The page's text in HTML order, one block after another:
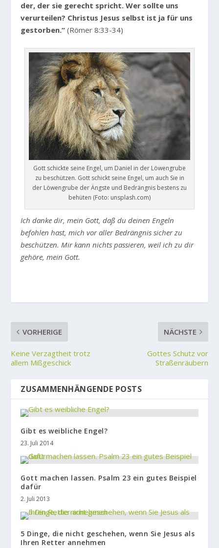
der, der sie gerecht spricht. Wer sollte uns
verurteilen? Christus Jesus selbst ist ja für uns
gestorben.“ (Römer 8:33-34)
Gott schickte seine Engel, um Daniel in der Löwengrube
zu beschützen. Gott schickt seine Engel, um auch Sie in
der Löwengrube der Ängste und Bedrängnis bestens zu
behüten (Foto: unsplash.com)
Ich danke dir, mein Gott, daß du deinen Engeln
befohlen hast, mich vor aller Bedrängnis sicher zu
beschützen. Mir kann nichts passieren, weil ich zu dir
gehöre, mein Gott.
VORHERIGE
Keine Verzagtheit trotz
allem Mißgeschick
NÄCHSTE
Gottes Schutz vor
Straßenräubern
ZUSAMMENHÄNGENDE POSTS
Gibt es weibliche Engel?
23. Juli 2014
Gott machen lassen. Psalm 23 ein gutes Beispiel
dafür
2. Juli 2013
5 Dinge, die nicht geschehen, wenn Sie Jesus als
Ihren Retter annehmen